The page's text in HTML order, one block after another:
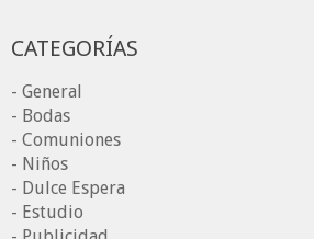
CATEGORÍAS
- General
- Bodas
- Comuniones
- Niños
- Dulce Espera
- Estudio